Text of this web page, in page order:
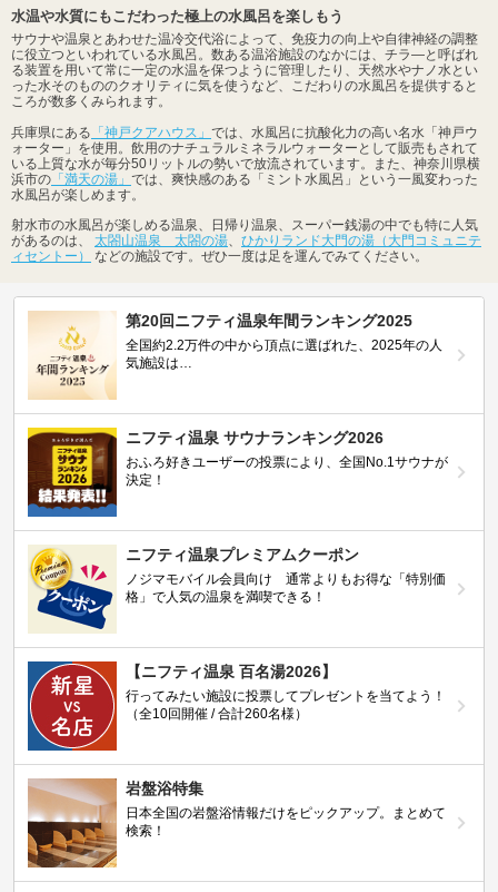
水温や水質にもこだわった極上の水風呂を楽しもう
サウナや温泉とあわせた温冷交代浴によって、免疫力の向上や自律神経の調整
に役立つといわれている水風呂。数ある温浴施設のなかには、チラ―と呼ばれ
る装置を用いて常に一定の水温を保つように管理したり、天然水やナノ水とい
った水そのもののクオリティに気を使うなど、こだわりの水風呂を提供すると
ころが数多くみられます。
兵庫県にある 「神戸クアハウス」 では、水風呂に抗酸化力の高い名水「神戸ウ
ォーター」を使用。飲用のナチュラルミネラルウォーターとして販売もされて
いる上質な水が毎分50リットルの勢いで放流されています。また、神奈川県横
浜市の 「満天の湯」 では、爽快感のある「ミント水風呂」という一風変わった
水風呂が楽しめます。
射水市の水風呂が楽しめる温泉、日帰り温泉、スーパー銭湯の中でも特に人気
があるのは、 太閤山温泉 太閤の湯
ひかりランド大門の湯（大門コミュニテ
ィセントー）
などの施設です。ぜひ一度は足を運んでみてください。
第20回ニフティ温泉年間ランキング2025
全国約2.2万件の中から頂点に選ばれた、2025年の人
気施設は…
ニフティ温泉 サウナランキング2026
おふろ好きユーザーの投票により、全国No.1サウナが
決定！
ニフティ温泉プレミアムクーポン
ノジマモバイル会員向け 通常よりもお得な「特別価
格」で人気の温泉を満喫できる！
【ニフティ温泉 百名湯2026】
行ってみたい施設に投票してプレゼントを当てよう！
（全10回開催 / 合計260名様）
岩盤浴特集
日本全国の岩盤浴情報だけをピックアップ。まとめて
検索！